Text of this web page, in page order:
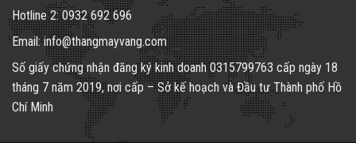
Hotline 2: 0932 692 696
Email: info@thangmayvang.com
Số giấy chứng nhận đăng ký kinh doanh0315799763 cấp ngày 18
tháng 7 năm 2019, nơi cấp – Sở kế hoạch và Đầu tư Thành phố Hồ
Chí Minh